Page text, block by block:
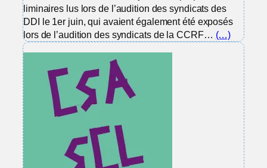
liminaires lus lors de l’audition des syndicats des
DDI le 1er juin, qui avaient également été exposés
lors de l’audition des syndicats de la CCRF… (…)